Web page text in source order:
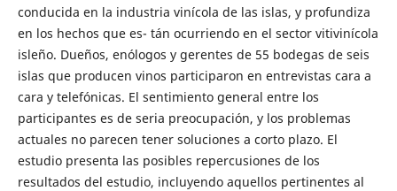
conducida en la industria vinícola de las islas, y profundiza
en los hechos que es- tán ocurriendo en el sector vitivinícola
isleño. Dueños, enólogos y gerentes de 55 bodegas de seis
islas que producen vinos participaron en entrevistas cara a
cara y telefónicas. El sentimiento general entre los
participantes es de seria preocupación, y los problemas
actuales no parecen tener soluciones a corto plazo. El
estudio presenta las posibles repercusiones de los
resultados del estudio, incluyendo aquellos pertinentes al